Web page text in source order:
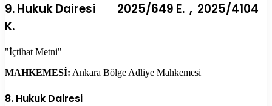
9. Hukuk Dairesi 2025/649 E. , 2025/4104
K.
"İçtihat Metni"
MAHKEMESİ: Ankara Bölge Adliye Mahkemesi
8. Hukuk Dairesi